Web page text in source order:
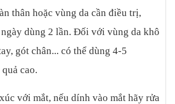
thân hoặc vùng da cần điều trị,
ngày dùng 2 lần. Đối với vùng da khô
gót chân... có thể dùng 4-5
cao.
với mắt, nếu dính vào mắt hãy rửa